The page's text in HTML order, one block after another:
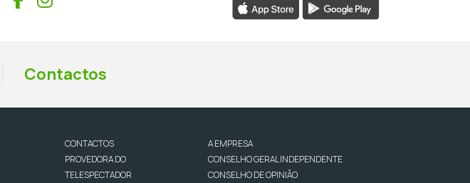
Contactos
CONTACTOS
PROVEDORA DO
TELESPECTADOR
A EMPRESA
CONSELHO GERAL INDEPENDENTE
CONSELHO DE OPINIÃO